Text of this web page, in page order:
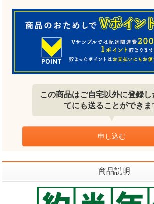
この商品はご自宅以外に登録し
てにも送ることができま
申し込む
商品説明